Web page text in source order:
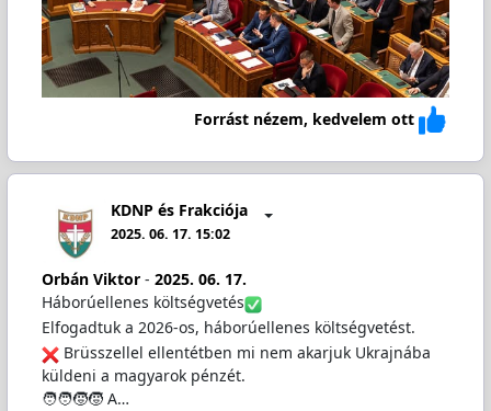
Forrást nézem, kedvelem ott
KDNP és Frakciója
2025. 06. 17. 15:02
Orbán Viktor- 2025. 06. 17.
Háborúellenes költségvetés
Elfogadtuk a 2026-os, háborúellenes költségvetést.
Brüsszellel ellentétben mi nem akarjuk Ukrajnába
küldeni a magyarok pénzét.
🧑‍🧑‍🧒‍🧒 A…